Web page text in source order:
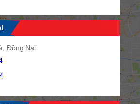
Đồng Nai